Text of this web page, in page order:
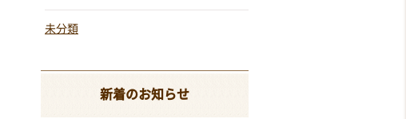
未分類
新着のお知らせ